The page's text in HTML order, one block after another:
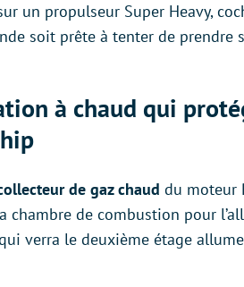
un propulseur Super Heavy,
soit prête à tenter de prendre
à chaud qui
de gaz chaud du moteur
chambre de combustion pour
verra le deuxième étage